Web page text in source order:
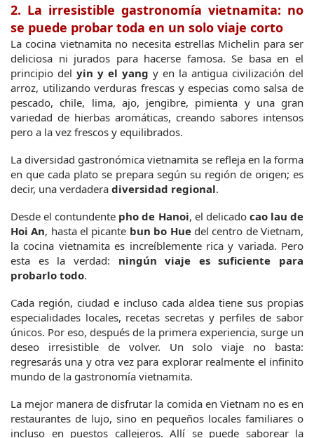
2. La irresistible gastronomía vietnamita: no
se puede probar toda en un solo viaje corto
La cocina vietnamita no necesita estrellas Michelin para ser
deliciosa ni jurados para hacerse famosa. Se basa en el
principio del yin y el yang y en la antigua civilización del
arroz, utilizando verduras frescas y especias como salsa de
pescado, chile, lima, ajo, jengibre, pimienta y una gran
variedad de hierbas aromáticas, creando sabores intensos
pero a la vez frescos y equilibrados.
La diversidad gastronómica vietnamita se refleja en la forma
en que cada plato se prepara según su región de origen; es
decir, una verdadera diversidad regional.
Desde el contundente pho de Hanoi, el delicado cao lau de
Hoi An, hasta el picante bun bo Hue del centro de Vietnam,
la cocina vietnamita es increíblemente rica y variada. Pero
esta es la verdad: ningún viaje es suficiente para
probarlo todo.
Cada región, ciudad e incluso cada aldea tiene sus propias
especialidades locales, recetas secretas y perfiles de sabor
únicos. Por eso, después de la primera experiencia, surge un
deseo irresistible de volver. Un solo viaje no basta:
regresarás una y otra vez para explorar realmente el infinito
mundo de la gastronomía vietnamita.
La mejor manera de disfrutar la comida en Vietnam no es en
restaurantes de lujo, sino en pequeños locales familiares o
incluso en puestos callejeros. Allí se puede saborear la